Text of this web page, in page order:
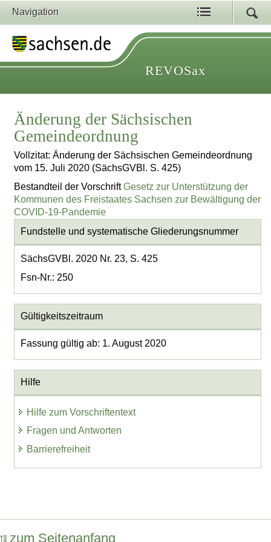
Navigation
REVOSax
Änderung der Sächsischen
Gemeindeordnung
Vollzitat: Änderung der Sächsischen Gemeindeordnung
vom 15. Juli 2020 (SächsGVBl. S. 425)
Bestandteil der VorschriftGesetz zur Unterstützung der
Kommunen des Freistaates Sachsen zur Bewältigung der
COVID-19-Pandemie
Fundstelle und systematische Gliederungsnummer
SächsGVBl. 2020 Nr. 23, S. 425
Fsn-Nr.: 250
Gültigkeitszeitraum
Fassung gültig ab: 1. August 2020
Hilfe
Hilfe zum Vorschriftentext
Fragen und Antworten
Barrierefreiheit
zum Seitenanfang